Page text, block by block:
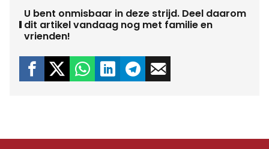
U bent onmisbaar in deze strijd. Deel daarom
dit artikel vandaag nog met familie en
vrienden!